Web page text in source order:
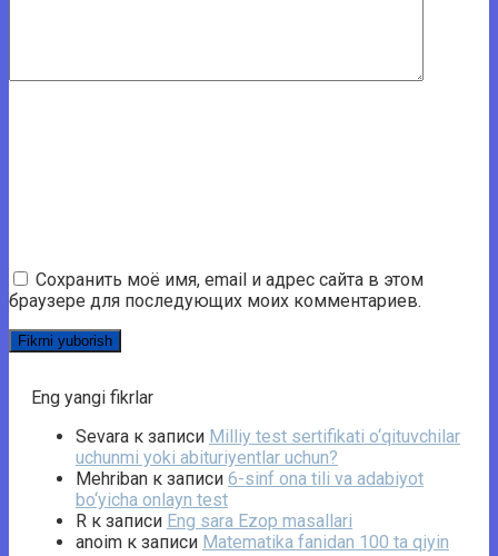
Сохранить моё имя, email и адрес сайта в этом
браузере для последующих моих комментариев.
Eng yangi fikrlar
Sevara к записи Milliy test sertifikati o‘qituvchilar
uchunmi yoki abituriyentlar uchun?
Mehriban к записи 6-sinf ona tili va adabiyot
bo‘yicha onlayn test
R к записи Eng sara Ezop masallari
anoim к записи Matematika fanidan 100 ta qiyin